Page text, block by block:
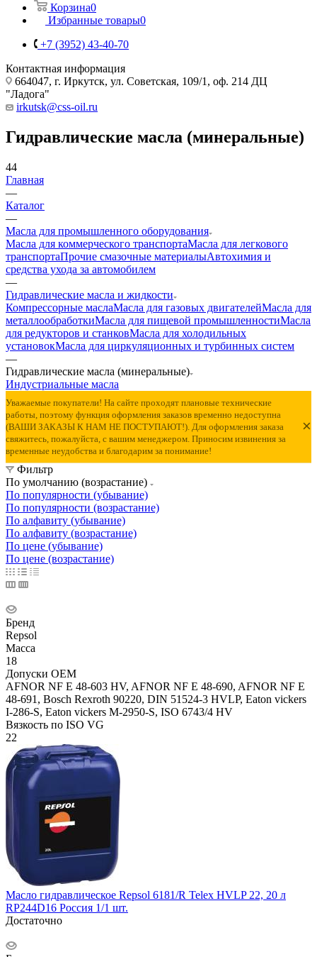
Корзина0
Избранные товары0
+7 (3952) 43-40-70
Контактная информация
664047, г. Иркутск, ул. Советская, 109/1, оф. 214 ДЦ
"Ладога"
irkutsk@css-oil.ru
Гидравлические масла (минеральные)
44
Главная
—
Каталог
—
Масла для промышленного оборудования
Масла для коммерческого транспортаМасла для легкового
транспортаПрочие смазочные материалыАвтохимия и
средства ухода за автомобилем
—
Гидравлические масла и жидкости
Компрессорные маслаМасла для газовых двигателейМасла для
металлообработкиМасла для пищевой промышленностиМасла
для редукторов и станковМасла для холодильных
установокМасла для циркуляционных и турбинных систем
—
Гидравлические масла (минеральные)
Индустриальные масла
Уважаемые покупатели! На сайте проходят плановые технические
работы, поэтому функция оформления заказов временно недоступна
(ВАШИ ЗАКАЗЫ К НАМ НЕ ПОСТУПАЮТ!). Для оформления заказа
свяжитесь, пожалуйста, с вашим менеджером. Приносим извинения за
временные неудобства и благодарим за понимание!
×
Фильтр
По умолчанию (возрастание)
По популярности (убывание)
По популярности (возрастание)
По алфавиту (убывание)
По алфавиту (возрастание)
По цене (убывание)
По цене (возрастание)
Бренд
Repsol
Масса
18
Допуски OEM
AFNOR NF E 48-603 HV, AFNOR NF E 48-690, AFNOR NF E
48-691, Bosch Rexroth 90220, DIN 51524-3 HVLP, Eaton vickers
I-286-S, Eaton vickers M-2950-S, ISO 6743/4 HV
Вязкость по ISO VG
22
Масло гидравлическое Repsol 6181/R Telex HVLP 22, 20 л
RP244D16 Россия 1/1 шт.
Достаточно